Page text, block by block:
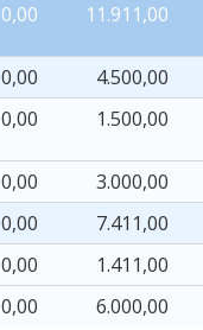
0,00 11.911,00
0,00 4.500,00
0,00 1.500,00
0,00 3.000,00
0,00 7.411,00
0,00 1.411,00
0,00 6.000,00